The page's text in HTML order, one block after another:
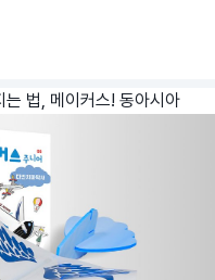
법, 메이커스! 동아시아